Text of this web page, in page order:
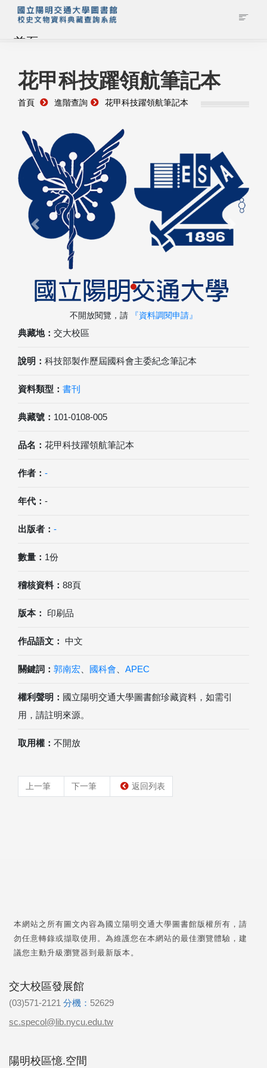
首頁
藏品查詢
校史館簡介
藏品清單全覽
資料調閱申請
管理者登入
花甲科技躍領航筆記本
首頁 進階查詢 花甲科技躍領航筆記本
典藏地： 交大校區
說明： 科技部製作歷屆國科會主委紀念筆記本
資料類型： 書刊
典藏號： 101-0108-005
品名： 花甲科技躍領航筆記本
作者： -
年代： -
出版者： -
數量： 1份
稽核資料： 88頁
版本： 印刷品
作品語文： 中文
關鍵詞： 郭南宏 國科會 APEC
權利聲明： 國立陽明交通大學圖書館珍藏資料，如需引
用，請註明來源。
取用權： 不開放
上一筆 下一筆 返回列表
Previous Next
不開放閱覽，請 『資料調閱申請』
本網站之所有圖文內容為國立陽明交通大學圖書館版權所有，請
勿任意轉錄或擷取使用。為維護您在本網站的最佳瀏覽體驗，建
議您主動升級瀏覽器到最新版本。
交大校區發展館
(03)571-2121 分機： 52629
sc.specol@lib.nycu.edu.tw
陽明校區憶.空間